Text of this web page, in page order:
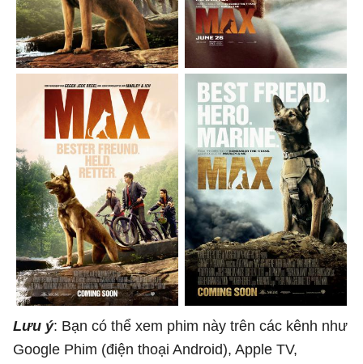
Lưu ý: Bạn có thể xem phim này trên các kênh như
Google Phim (điện thoại Android), Apple TV,